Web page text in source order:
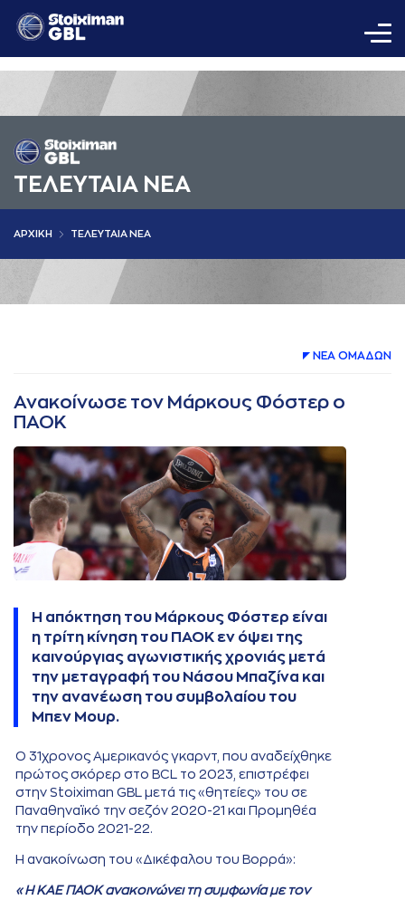
ΤΕΛΕΥΤΑΙΑ ΝΕΑ
AΡΧΙΚΗ ΤΕΛΕΥΤΑΙΑ ΝΕΑ
ΝΕA ΟΜAΔΩΝ
Ανακοίνωσε τον Μάρκους Φόστερ ο
ΠΑΟΚ
Η απόκτηση του Μάρκους Φόστερ είναι
η τρίτη κίνηση του ΠΑΟΚ εν όψει της
καινούργιας αγωνιστικής χρονιάς μετά
την μεταγραφή του Νάσου Μπαζίνα και
την ανανέωση του συμβολαίου του
Μπεν Μουρ.
Ο 31χρονος Αμερικανός γκαρντ, που αναδείχθηκε
πρώτος σκόρερ στο BCL το 2023, επιστρέφει
στην Stoiximan GBL μετά τις «θητείες» του σε
Παναθηναϊκό την σεζόν 2020-21 και Προμηθέα
την περίοδο 2021-22.
Η ανακοίνωση του «Δικέφαλου του Βορρά»:
«Η ΚΑΕ ΠΑΟΚ ανακοινώνει τη συμφωνία με τον